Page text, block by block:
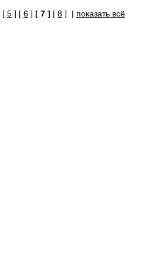
[ 5 ] [ 6 ] [ 7 ] [ 8 ] | показать всё